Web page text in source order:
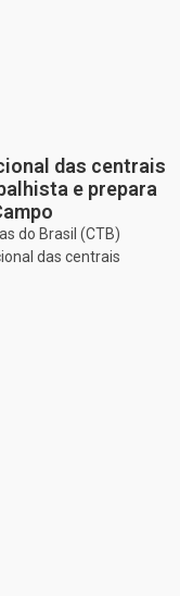
das centrais
e prepara
do Brasil (CTB)
das centrais